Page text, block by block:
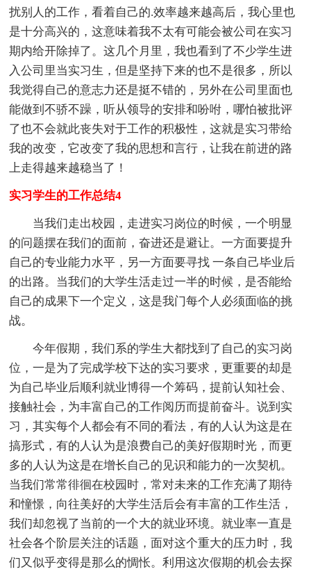
扰别人的工作，看着自己的.效率越来越高后，我心里也
是十分高兴的，这意味着我不太有可能会被公司在实习
期内给开除掉了。这几个月里，我也看到了不少学生进
入公司里当实习生，但是坚持下来的也不是很多，所以
我觉得自己的意志力还是挺不错的，另外在公司里面也
能做到不骄不躁，听从领导的安排和吩咐，哪怕被批评
了也不会就此丧失对于工作的积极性，这就是实习带给
我的改变，它改变了我的思想和言行，让我在前进的路
上走得越来越稳当了！
实习学生的工作总结4
当我们走出校园，走进实习岗位的时候，一个明显
的问题摆在我们的面前，奋进还是避让。一方面要提升
自己的专业能力水平，另一方面要寻找 一条自己毕业后
的出路。当我们的大学生活走过一半的时候，是否能给
自己的成果下一个定义，这是我门每个人必须面临的挑
战。
今年假期，我们系的学生大都找到了自己的实习岗
位，一是为了完成学校下达的实习要求，更重要的却是
为自己毕业后顺利就业博得一个筹码，提前认知社会、
接触社会，为丰富自己的工作阅历而提前奋斗。说到实
习，其实每个人都会有不同的看法，有的人认为这是在
搞形式，有的人认为是浪费自己的美好假期时光，而更
多的人认为这是在增长自己的见识和能力的一次契机。
当我们常常徘徊在校园时，常对未来的工作充满了期待
和憧憬，向往美好的大学生活后会有丰富的工作生活，
我们却忽视了当前的一个大的就业环境。就业率一直是
社会各个阶层关注的话题，面对这个重大的压力时，我
们又似乎变得是那么的惆怅。利用这次假期的机会去探